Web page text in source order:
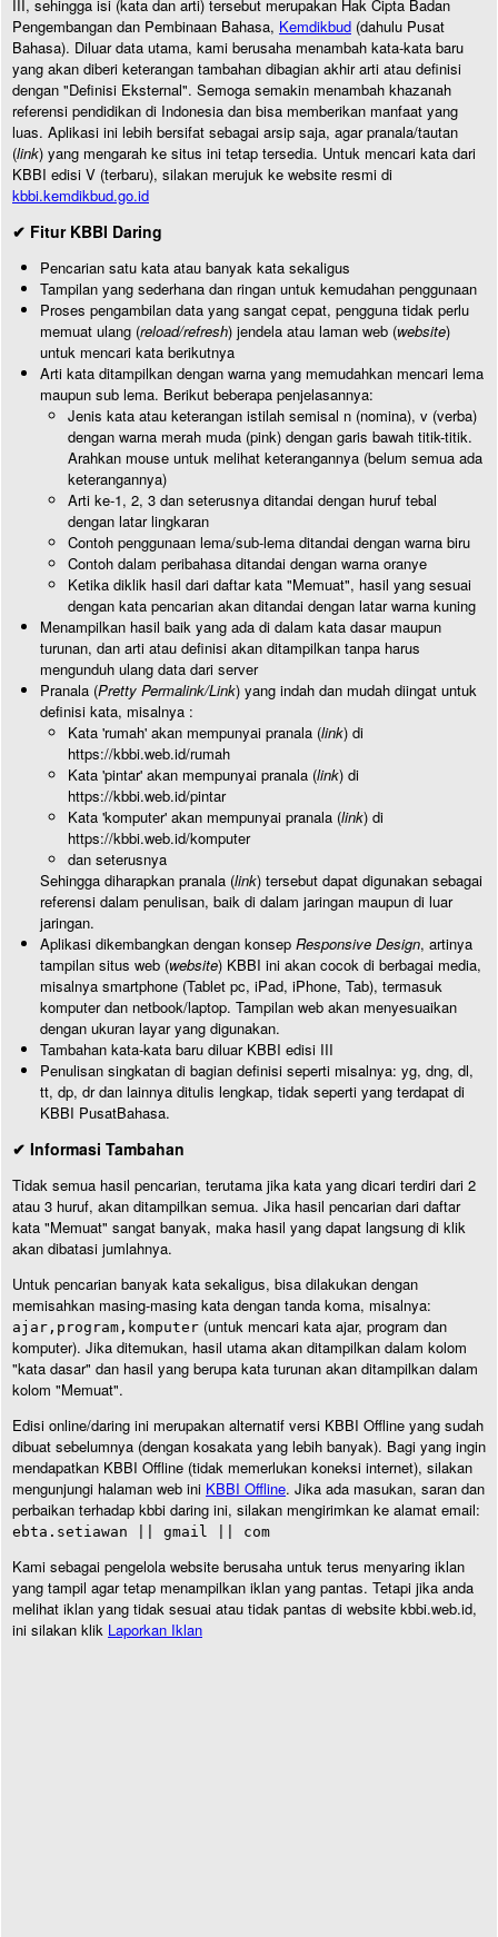
III, sehingga isi (kata dan arti) tersebut merupakan Hak Cipta Badan
Pengembangan dan Pembinaan Bahasa, Kemdikbud (dahulu Pusat
Bahasa). Diluar data utama, kami berusaha menambah kata-kata baru
yang akan diberi keterangan tambahan dibagian akhir arti atau definisi
dengan "Definisi Eksternal". Semoga semakin menambah khazanah
referensi pendidikan di Indonesia dan bisa memberikan manfaat yang
luas. Aplikasi ini lebih bersifat sebagai arsip saja, agar pranala/tautan
(link) yang mengarah ke situs ini tetap tersedia. Untuk mencari kata dari
KBBI edisi V (terbaru), silakan merujuk ke website resmi di
kbbi.kemdikbud.go.id
✔ Fitur KBBI Daring
Pencarian satu kata atau banyak kata sekaligus
Tampilan yang sederhana dan ringan untuk kemudahan penggunaan
Proses pengambilan data yang sangat cepat, pengguna tidak perlu
memuat ulang (reload/refresh) jendela atau laman web (website)
untuk mencari kata berikutnya
Arti kata ditampilkan dengan warna yang memudahkan mencari lema
maupun sub lema. Berikut beberapa penjelasannya:
Jenis kata atau keterangan istilah semisal n (nomina), v (verba)
dengan warna merah muda (pink) dengan garis bawah titik-titik.
Arahkan mouse untuk melihat keterangannya (belum semua ada
keterangannya)
Arti ke-1, 2, 3 dan seterusnya ditandai dengan huruf tebal
dengan latar lingkaran
Contoh penggunaan lema/sub-lema ditandai dengan warna biru
Contoh dalam peribahasa ditandai dengan warna oranye
Ketika diklik hasil dari daftar kata "Memuat", hasil yang sesuai
dengan kata pencarian akan ditandai dengan latar warna kuning
Menampilkan hasil baik yang ada di dalam kata dasar maupun
turunan, dan arti atau definisi akan ditampilkan tanpa harus
mengunduh ulang data dari server
Pranala (Pretty Permalink/Link) yang indah dan mudah diingat untuk
definisi kata, misalnya :
Kata 'rumah' akan mempunyai pranala (link) di
https://kbbi.web.id/rumah
Kata 'pintar' akan mempunyai pranala (link) di
https://kbbi.web.id/pintar
Kata 'komputer' akan mempunyai pranala (link) di
https://kbbi.web.id/komputer
dan seterusnya
Sehingga diharapkan pranala (link) tersebut dapat digunakan sebagai
referensi dalam penulisan, baik di dalam jaringan maupun di luar
jaringan.
Aplikasi dikembangkan dengan konsep Responsive Design, artinya
tampilan situs web (website) KBBI ini akan cocok di berbagai media,
misalnya smartphone (Tablet pc, iPad, iPhone, Tab), termasuk
komputer dan netbook/laptop. Tampilan web akan menyesuaikan
dengan ukuran layar yang digunakan.
Tambahan kata-kata baru diluar KBBI edisi III
Penulisan singkatan di bagian definisi seperti misalnya: yg, dng, dl,
tt, dp, dr dan lainnya ditulis lengkap, tidak seperti yang terdapat di
KBBI PusatBahasa.
✔ Informasi Tambahan
Tidak semua hasil pencarian, terutama jika kata yang dicari terdiri dari 2
atau 3 huruf, akan ditampilkan semua. Jika hasil pencarian dari daftar
kata "Memuat" sangat banyak, maka hasil yang dapat langsung di klik
akan dibatasi jumlahnya.
Untuk pencarian banyak kata sekaligus, bisa dilakukan dengan
memisahkan masing-masing kata dengan tanda koma, misalnya:
ajar,program,komputer (untuk mencari kata ajar, program dan
komputer). Jika ditemukan, hasil utama akan ditampilkan dalam kolom
"kata dasar" dan hasil yang berupa kata turunan akan ditampilkan dalam
kolom "Memuat".
Edisi online/daring ini merupakan alternatif versi KBBI Offline yang sudah
dibuat sebelumnya (dengan kosakata yang lebih banyak). Bagi yang ingin
mendapatkan KBBI Offline (tidak memerlukan koneksi internet), silakan
mengunjungi halaman web ini KBBI Offline. Jika ada masukan, saran dan
perbaikan terhadap kbbi daring ini, silakan mengirimkan ke alamat email:
ebta.setiawan || gmail || com
Kami sebagai pengelola website berusaha untuk terus menyaring iklan
yang tampil agar tetap menampilkan iklan yang pantas. Tetapi jika anda
melihat iklan yang tidak sesuai atau tidak pantas di website kbbi.web.id,
ini silakan klik Laporkan Iklan